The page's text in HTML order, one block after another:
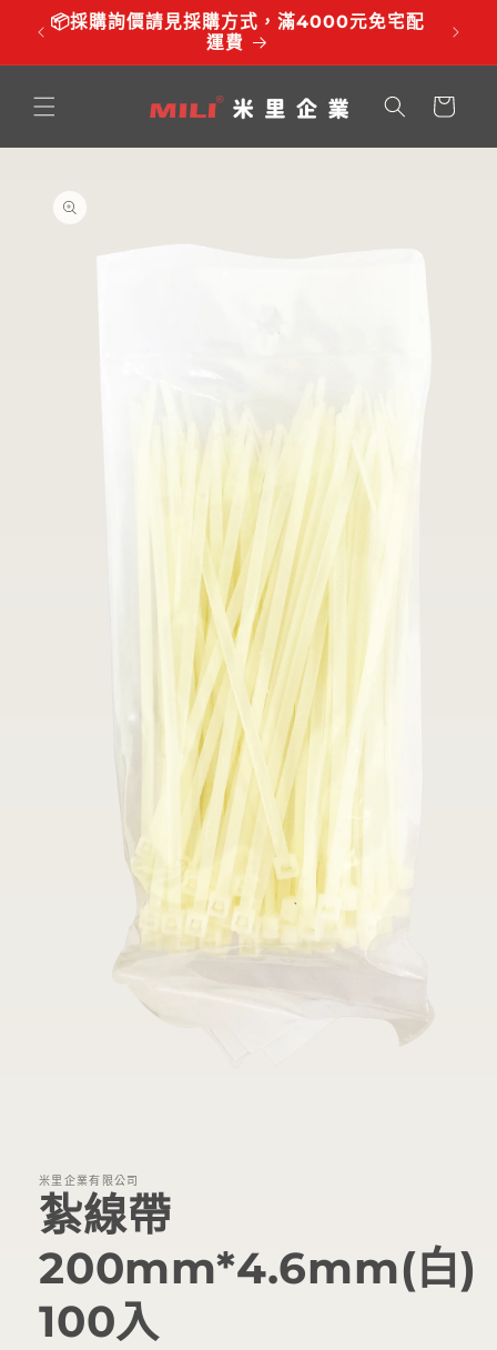
跳至內
容
📦採購詢價請見採購方式，滿4000元免宅配
運費
⏰服
物
品資訊
窗
中
開
啟
多
體
檔
米里企業有限公司
紮線帶
200mm*4.6mm(白)
100入